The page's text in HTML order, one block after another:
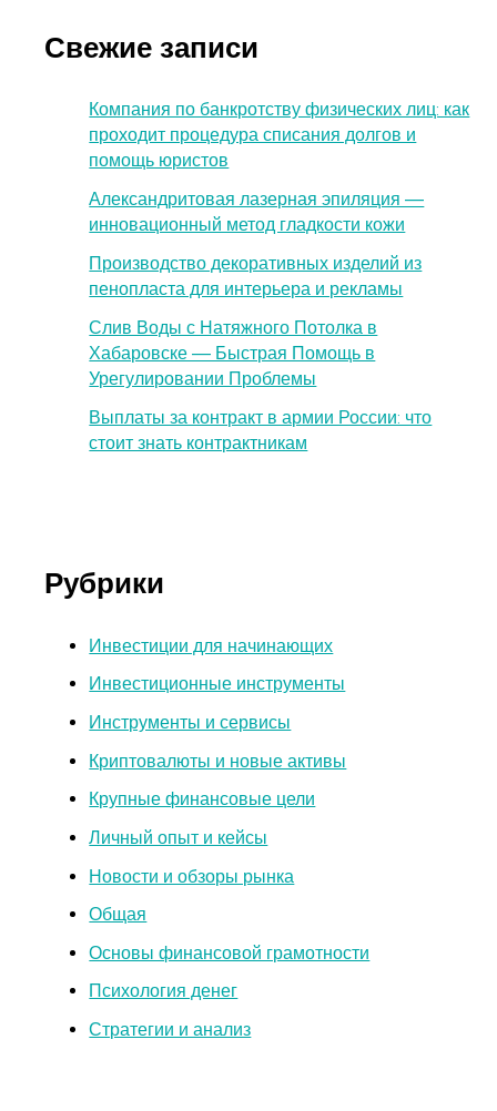
Свежие записи
Компания по банкротству физических лиц: как
проходит процедура списания долгов и
помощь юристов
Александритовая лазерная эпиляция —
инновационный метод гладкости кожи
Производство декоративных изделий из
пенопласта для интерьера и рекламы
Слив Воды с Натяжного Потолка в
Хабаровске — Быстрая Помощь в
Урегулировании Проблемы
Выплаты за контракт в армии России: что
стоит знать контрактникам
Рубрики
Инвестиции для начинающих
Инвестиционные инструменты
Инструменты и сервисы
Криптовалюты и новые активы
Крупные финансовые цели
Личный опыт и кейсы
Новости и обзоры рынка
Общая
Основы финансовой грамотности
Психология денег
Стратегии и анализ